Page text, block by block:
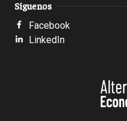
Síguenos
Facebook
LinkedIn